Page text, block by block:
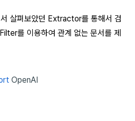
살펴보았던 Extractor를 통해서 검
를 이용하여 관계 없는 문서를 제
OpenAI